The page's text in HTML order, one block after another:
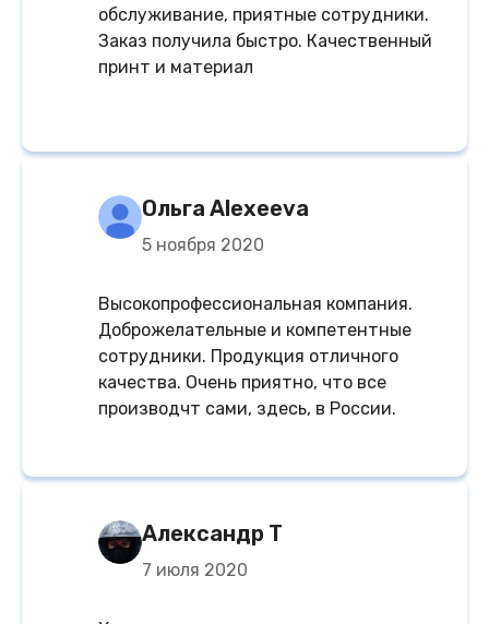
обслуживание, приятные сотрудники.
Заказ получила быстро. Качественный
принт и материал
Ольга Alexeeva
5 ноября 2020
Высокопрофессиональная компания.
Доброжелательные и компетентные
сотрудники. Продукция отличного
качества. Очень приятно, что все
производчт сами, здесь, в России.
Александр Т
7 июля 2020